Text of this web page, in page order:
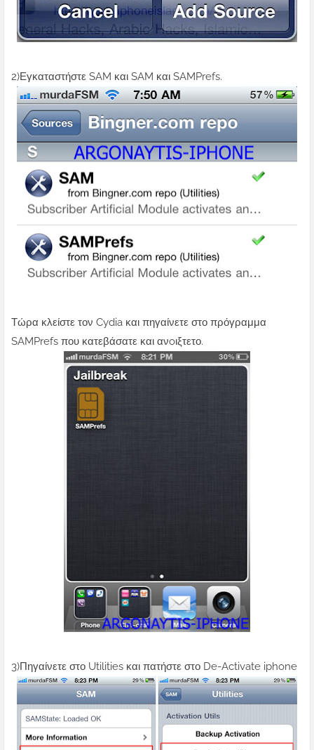
2)Εγκαταστήστε SAM και SAM και SAMPrefs.
Τώρα κλείστε τον Cydia και πηγαίνετε στο πρόγραμμα
SAMPrefs που κατεβάσατε και ανoιξτετο.
3)Πηγαίνετε στο Utilities και πατήστε στο De-Activate iphone